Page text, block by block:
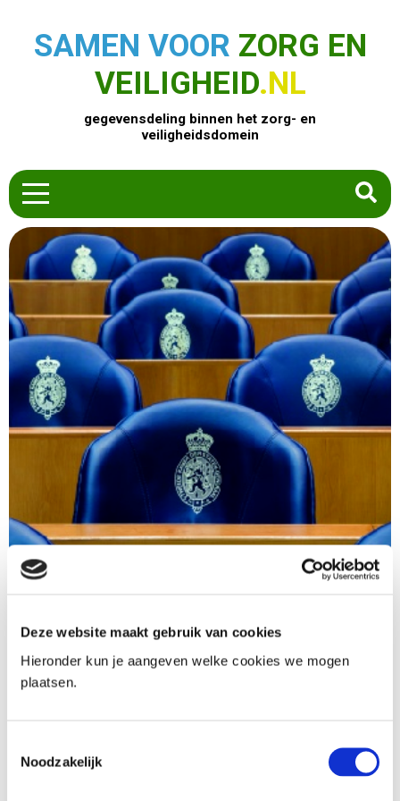
Deze website maakt gebruik van cookies
Hieronder kun je aangeven welke cookies we mogen
plaatsen.
Noodzakelijk
SAMEN VOOR ZORG EN
VEILIGHEID.NL
gegevensdeling binnen het zorg- en
veiligheidsdomein
HOME
ZOEK EEN PRODUCT
ACTUEEL
OVER ONS
CONTACT
COMMUNITY
wetsvoorstel ‘Wet
gegevensverwerking
persoonsgerichte aanpak
activiteiten’ aan